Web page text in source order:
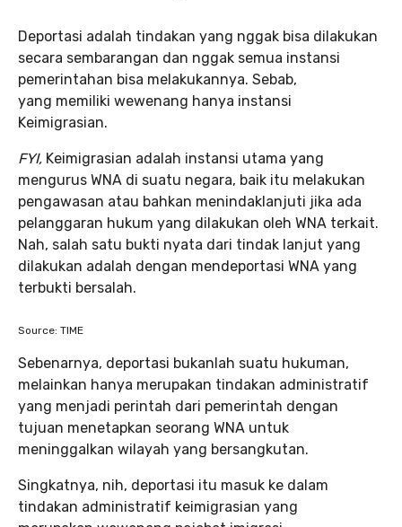
Deportasi adalah tindakan yang nggak bisa dilakukan
secara sembarangan dan nggak semua instansi
pemerintahan bisa melakukannya. Sebab,
yang memiliki wewenang hanya instansi
Keimigrasian.
FYI, Keimigrasian adalah instansi utama yang
mengurus WNA di suatu negara, baik itu melakukan
pengawasan atau bahkan menindaklanjuti jika ada
pelanggaran hukum yang dilakukan oleh WNA terkait.
Nah, salah satu bukti nyata dari tindak lanjut yang
dilakukan adalah dengan mendeportasi WNA yang
terbukti bersalah.
Source: TIME
Sebenarnya, deportasi bukanlah suatu hukuman,
melainkan hanya merupakan tindakan administratif
yang menjadi perintah dari pemerintah dengan
tujuan menetapkan seorang WNA untuk
meninggalkan wilayah yang bersangkutan.
Singkatnya, nih, deportasi itu masuk ke dalam
tindakan administratif keimigrasian yang